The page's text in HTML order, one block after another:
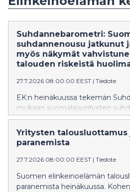
Suhdannebarometri:
suhdannenousu jatkunut
myös näkymät
talouden riskeistä
27.7.2026 08:00:00 EEST | Tiedote
EK:n heinäkuussa tekemän
mukaan suomalaisyritysten
vahvistui alkukesän aikana,
tilannetta kuvataan vielä
Teollisuuden tuotanto kasvoi
rakentamisen tuotanto kääntyi
lähtötasolta. Palvelualoilla
Yritysten talousluottamus
paranemista
27.7.2026 08:00:00 EEST | Tiedote
Suomen elinkeinoelämän
paranemista heinäkuussa.